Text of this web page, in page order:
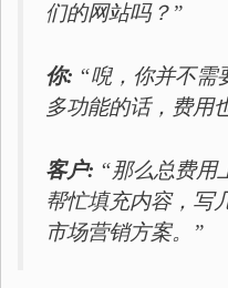
们的网站吗？”
你: “唲，你并不需
多功能的话，费用
客户: “那么总费用
帮忙填充内容，写
市场营销方案。”